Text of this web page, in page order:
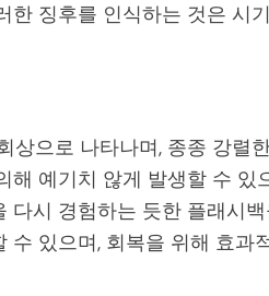
징후를 인식하는 것은 시
상으로 나타나며, 종종 강렬
예기치 않게 발생할 수 있
다시 경험하는 듯한 플래시
있으며, 회복을 위해 효과